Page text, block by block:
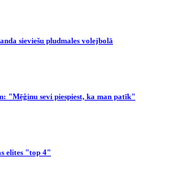
sieviešu pludmales volejbolā
"Mēģinu sevi piespiest, ka man patīk"
elites "top 4"